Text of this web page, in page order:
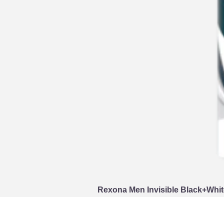
Rexona Men Invisible